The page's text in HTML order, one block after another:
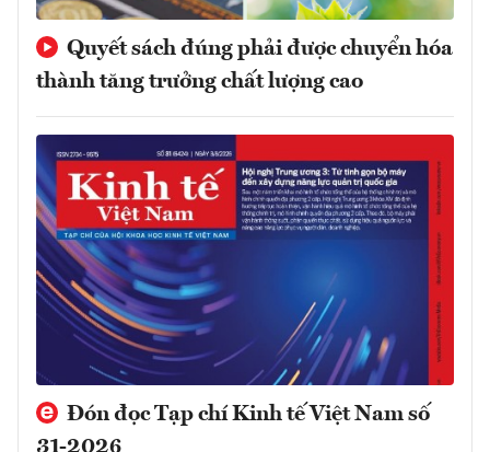
Quyết sách đúng phải được chuyển hóa
thành tăng trưởng chất lượng cao
Đón đọc Tạp chí Kinh tế Việt Nam số
31-2026